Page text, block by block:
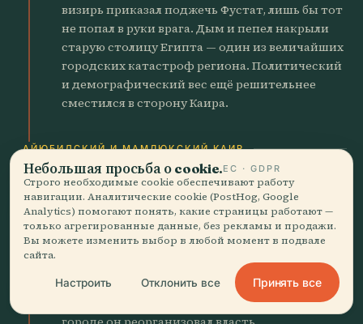
визирь приказал поджечь Фустат, лишь бы тот
не попал в руки врага. Дым и пепел накрыли
старую столицу Египта — один из величайших
городских катастроф региона. Политический
и демографический вес ещё решительнее
сместился в сторону Каира.
АЙЮБИДСКИЙ И МАМЛЮКСКИЙ КАИР
person 1171
Саладин переписывает
будущее Каира
Саладин положил конец Фатимидскому
правлению и сделал Каир центром
суннитского Айюбидского государства. В
Небольшая просьба о cookie.ЕС · GDPR
Строго необходимые cookie обеспечивают работу
навигации. Аналитические cookie (PostHog, Google
Analytics) помогают понять, какие страницы работают —
только агрегированные данные, без рекламы и продажи.
Вы можете изменить выбор в любой момент в подвале
сайта.
Настроить Отклонить все Принять все